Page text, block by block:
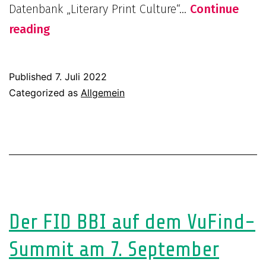
Datenbank „Literary Print Culture“… Continue
reading300
Buchhandelsgeschichte
Culture
(Neue
Nationallizenz)
Published 7. Juli 2022
Categorized as Allgemein
Der FID BBI auf dem VuFind-
Summit am 7. September